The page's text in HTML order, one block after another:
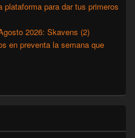
plataforma para dar tus primeros
2026: Skavens (2)
en preventa la semana que